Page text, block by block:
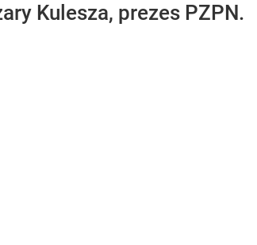
Kulesza, prezes PZPN.